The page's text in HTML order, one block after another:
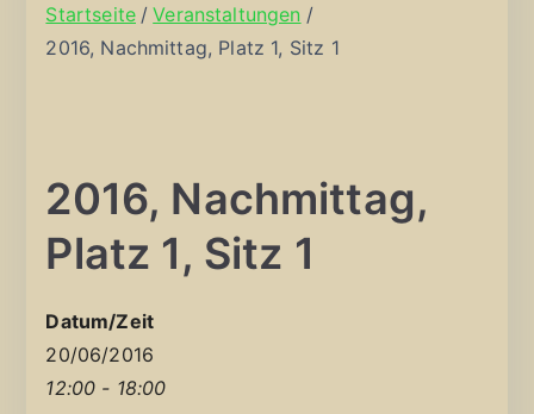
Startseite
Veranstaltungen
2016, Nachmittag, Platz 1, Sitz 1
2016, Nachmittag,
Platz 1, Sitz 1
Datum/Zeit
20/06/2016
12:00 - 18:00